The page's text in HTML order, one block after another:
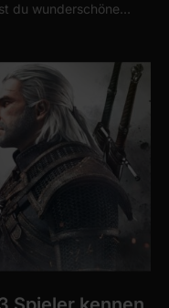
du wunderschöne…